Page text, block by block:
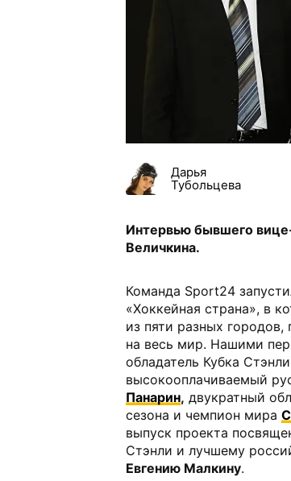
Дарья
Тубольцева
Интервью бывшего
Величкина.
Команда Sport24
«Хоккейная страна», в
из пяти разных
на весь мир. Нашими
обладатель Кубка Стэнли
высокооплачиваемый
Панарин, двукратный
сезона и чемпион мира
выпуск проекта
Стэнли и лучшему
Евгению Малкину.